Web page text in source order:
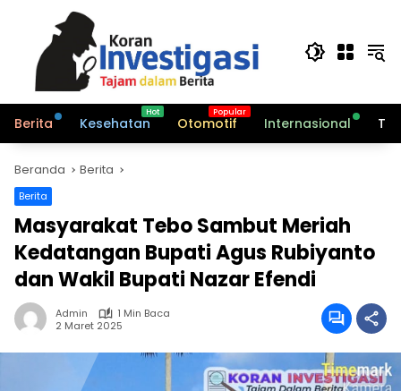
Berita Kesehatan Otomotif Internasional
Beranda Berita
Berita
Masyarakat Tebo Sambut Meriah
Kedatangan Bupati Agus Rubiyanto
dan Wakil Bupati Nazar Efendi
Admin
1 Min Baca
2 Maret 2025